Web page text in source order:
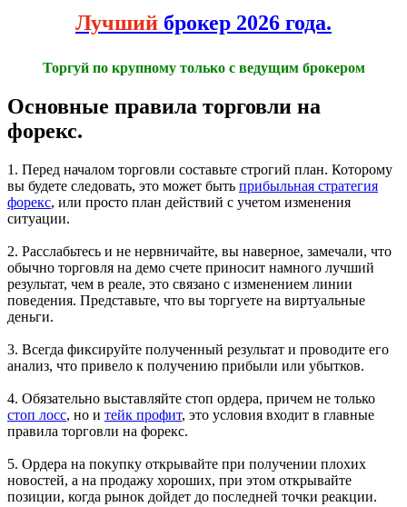
Лучший брокер 2026 года.
Торгуй по крупному только с ведущим брокером
Основные правила торговли на
форекс.
1. Перед началом торговли составьте строгий план. Которому
вы будете следовать, это может быть прибыльная стратегия
форекс, или просто план действий с учетом изменения
ситуации.
2. Расслабьтесь и не нервничайте, вы наверное, замечали, что
обычно торговля на демо счете приносит намного лучший
результат, чем в реале, это связано с изменением линии
поведения. Представьте, что вы торгуете на виртуальные
деньги.
3. Всегда фиксируйте полученный результат и проводите его
анализ, что привело к получению прибыли или убытков.
4. Обязательно выставляйте стоп ордера, причем не только
стоп лосс, но и тейк профит, это условия входит в главные
правила торговли на форекс.
5. Ордера на покупку открывайте при получении плохих
новостей, а на продажу хороших, при этом открывайте
позиции, когда рынок дойдет до последней точки реакции.